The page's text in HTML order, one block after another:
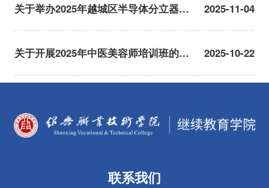
关于举办2025年越城区半导体分立器件
2025-11-04
关于开展2025年中医美容师培训班的通
2025-10-22
联系我们